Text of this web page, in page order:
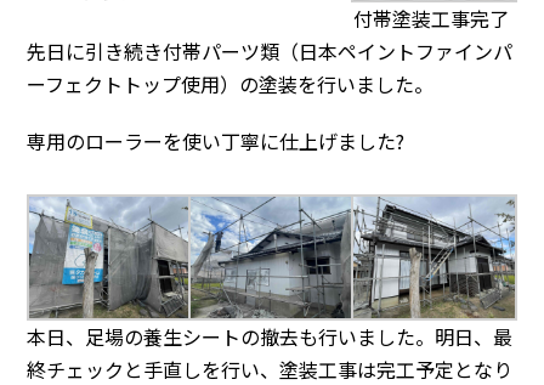
付帯塗装工事完了
先日に引き続き付帯パーツ類（日本ペイントファインパ
ーフェクトトップ使用）の塗装を行いました。
専用のローラーを使い丁寧に仕上げました?
本日、足場の養生シートの撤去も行いました。明日、最
終チェックと手直しを行い、塗装工事は完工予定となり